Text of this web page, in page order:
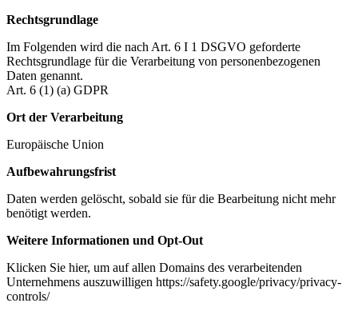
Rechtsgrundlage
Im Folgenden wird die nach Art. 6 I 1 DSGVO geforderte
Rechtsgrundlage für die Verarbeitung von personenbezogenen
Daten genannt.
Art. 6 (1) (a) GDPR
Ort der Verarbeitung
Europäische Union
Aufbewahrungsfrist
Daten werden gelöscht, sobald sie für die Bearbeitung nicht mehr
benötigt werden.
Weitere Informationen und Opt-Out
Klicken Sie hier, um auf allen Domains des verarbeitenden
Unternehmens auszuwilligen https://safety.google/privacy/privacy-
controls/